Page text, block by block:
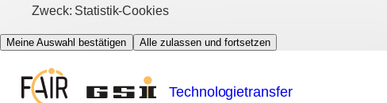
Technologietransfer
Zweck: Statistik-Cookies
Meine Auswahl bestätigen Alle zulassen und fortsetzen